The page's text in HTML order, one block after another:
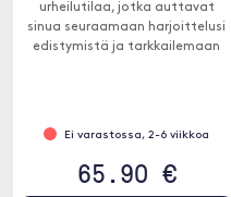
urheilutilaa, jotka auttavat
sinua seuraamaan harjoittelusi
edistymistä ja tarkkailemaan
Ei varastossa, 2-6 viikkoa
65.90 €